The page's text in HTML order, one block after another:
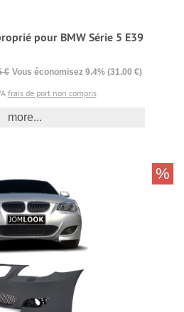
pour BMW Série 5 E39
€ Vous économisez 9.4% (31,00 €)
frais de port non compris
more...
%